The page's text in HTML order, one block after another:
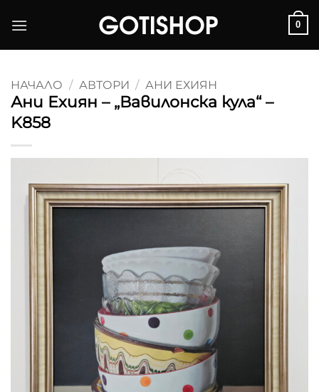
0
НАЧАЛО / АВТОРИ / АНИ ЕХИЯН
Ани Ехиян – „Вавилонска кула“ –
K858